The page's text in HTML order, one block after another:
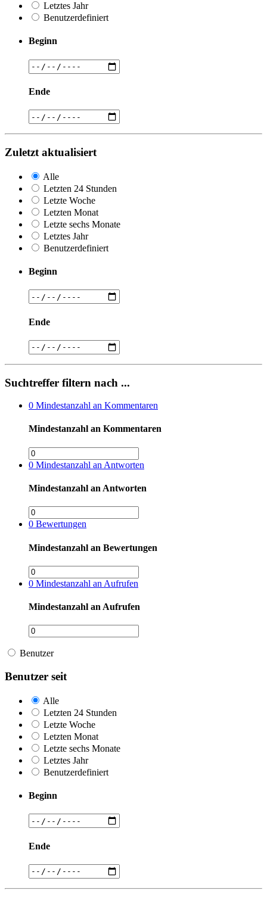
Letztes Jahr
Benutzerdefiniert
Beginn
Ende
Zuletzt aktualisiert
Alle
Letzten 24 Stunden
Letzte Woche
Letzten Monat
Letzte sechs Monate
Letztes Jahr
Benutzerdefiniert
Beginn
Ende
Suchtreffer filtern nach ...
0 Mindestanzahl an Kommentaren
Mindestanzahl an Kommentaren
0 Mindestanzahl an Antworten
Mindestanzahl an Antworten
0 Bewertungen
Mindestanzahl an Bewertungen
0 Mindestanzahl an Aufrufen
Mindestanzahl an Aufrufen
Benutzer
Benutzer seit
Alle
Letzten 24 Stunden
Letzte Woche
Letzten Monat
Letzte sechs Monate
Letztes Jahr
Benutzerdefiniert
Beginn
Ende